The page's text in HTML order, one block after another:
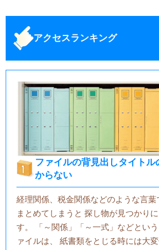
アクセスランキング
ファイルの背見出しタイトル
からない
経理関係、税金関係などのような言葉
まとめてしまうと 探し物が見つかり
す。 「～関係」「～一式」などとい
ァイルは、 紙書類をとじる時には大変